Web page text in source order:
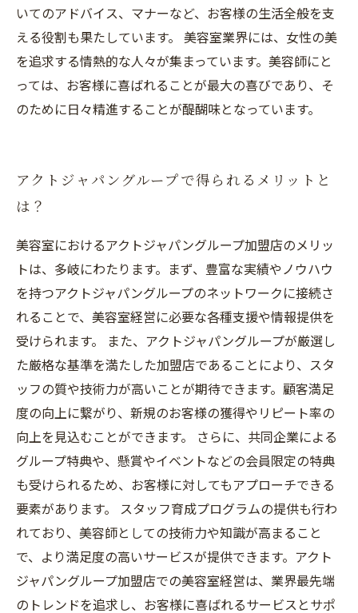
いてのアドバイス、マナーなど、お客様の生活全般を支
える役割も果たしています。 美容室業界には、女性の美
を追求する情熱的な人々が集まっています。美容師にと
っては、お客様に喜ばれることが最大の喜びであり、そ
のために日々精進することが醍醐味となっています。
アクトジャパングループで得られるメリットと
は？
美容室におけるアクトジャパングループ加盟店のメリッ
トは、多岐にわたります。まず、豊富な実績やノウハウ
を持つアクトジャパングループのネットワークに接続さ
れることで、美容室経営に必要な各種支援や情報提供を
受けられます。 また、アクトジャパングループが厳選し
た厳格な基準を満たした加盟店であることにより、スタ
ッフの質や技術力が高いことが期待できます。顧客満足
度の向上に繋がり、新規のお客様の獲得やリピート率の
向上を見込むことができます。 さらに、共同企業による
グループ特典や、懸賞やイベントなどの会員限定の特典
も受けられるため、お客様に対してもアプローチできる
要素があります。 スタッフ育成プログラムの提供も行わ
れており、美容師としての技術力や知識が高まること
で、より満足度の高いサービスが提供できます。アクト
ジャパングループ加盟店での美容室経営は、業界最先端
のトレンドを追求し、お客様に喜ばれるサービスとサポ